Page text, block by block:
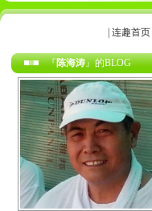
连趣首页|
『陈海涛』的BLOG